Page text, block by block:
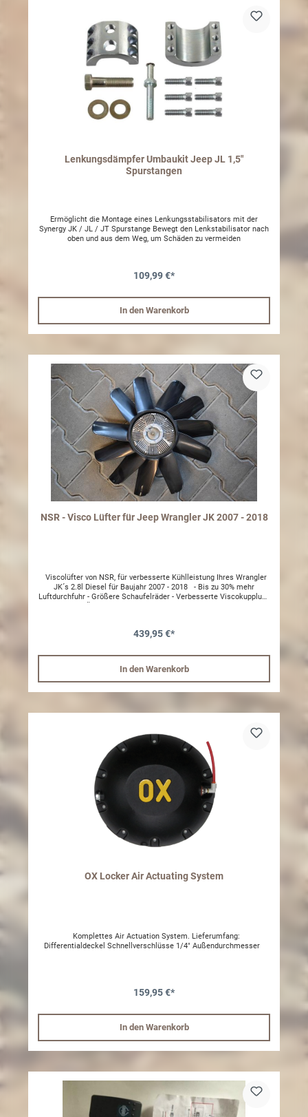
Lenkungsdämpfer Umbaukit Jeep JL 1,5"
Spurstangen
Ermöglicht die Montage eines Lenkungsstabilisators mit der
Synergy JK / JL / JT Spurstange Bewegt den Lenkstabilisator nach
oben und aus dem Weg, um Schäden zu vermeiden
109,99 €*
In den Warenkorb
NSR - Visco Lüfter für Jeep Wrangler JK 2007 - 2018
Viscolüfter von NSR, für verbesserte Kühlleistung Ihres Wrangler
JK´s 2.8l Diesel für Baujahr 2007 - 2018 - Bis zu 30% mehr
Luftdurchfuhr - Größere Schaufelräder - Verbesserte Viscokupplung
439,95 €*
In den Warenkorb
OX Locker Air Actuating System
Komplettes Air Actuation System. Lieferumfang:
Differentialdeckel Schnellverschlüsse 1/4" Außendurchmesser
159,95 €*
In den Warenkorb